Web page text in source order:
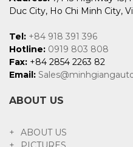
Duc City, Ho Chi Minh City,
Tel: +84 918 391 396
Hotline: 0919 803 808
Fax: +84 2854 2263 82
Email:
ABOUT US
ABOUT US